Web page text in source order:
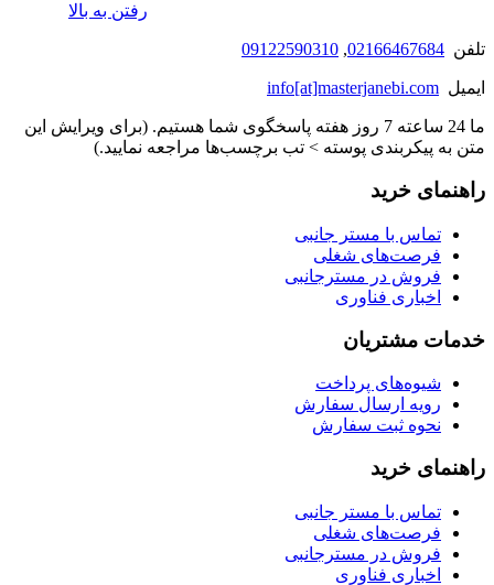
رفتن به بالا
تلفن 02166467684
,
09122590310
ایمیل info[at]masterjanebi.com
ما 24 ساعته 7 روز هفته پاسخگوی شما هستیم. (برای ویرایش این
متن به پیکربندی پوسته > تب برچسب‌ها مراجعه نمایید.)
راهنمای خرید
تماس با مستر جانبی
فرصت‌های شغلی
فروش در مسترجانبی
اخباری فناوری
خدمات مشتریان
شیوه‌های پرداخت
رویه ارسال سفارش
نحوه ثبت سفارش
راهنمای خرید
تماس با مستر جانبی
فرصت‌های شغلی
فروش در مسترجانبی
اخباری فناوری